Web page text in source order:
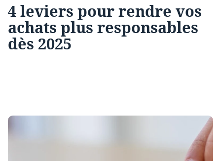
4 leviers pour rendre vos
achats plus responsables
dès 2025